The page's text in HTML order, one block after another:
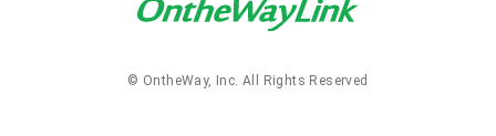
© OntheWay, Inc. All Rights Reserved